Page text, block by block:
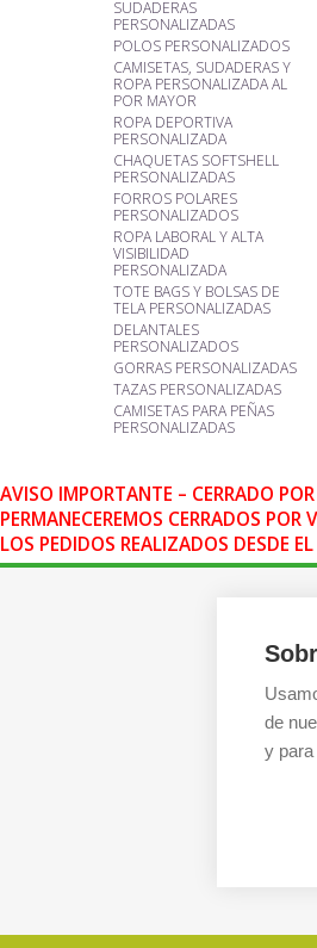
de
y
SUDADERAS
PERSONALIZADAS
POLOS PERSONALIZADOS
CAMISETAS, SUDADERAS Y
ROPA PERSONALIZADA AL
POR MAYOR
ROPA DEPORTIVA
PERSONALIZADA
CHAQUETAS SOFTSHELL
PERSONALIZADAS
FORROS POLARES
PERSONALIZADOS
ROPA LABORAL Y ALTA
VISIBILIDAD
PERSONALIZADA
TOTE BAGS Y BOLSAS DE
TELA PERSONALIZADAS
DELANTALES
PERSONALIZADOS
GORRAS PERSONALIZADAS
TAZAS PERSONALIZADAS
CAMISETAS PARA PEÑAS
PERSONALIZADAS
AVISO IMPORTANTE – CERRADO
PERMANECEREMOS CERRADOS
LOS PEDIDOS REALIZADOS DESDE
Sobre
Pagos,
Garantías y
Pedidos al